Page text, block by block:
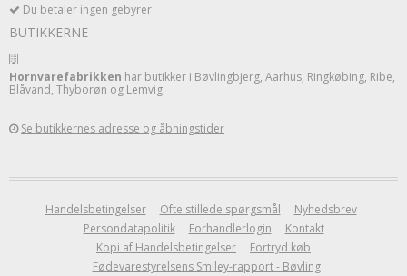
Du betaler ingen gebyrer
BUTIKKERNE
Hornvarefabrikken har butikker i Bøvlingbjerg, Aarhus, Ringkøbing, Ribe,
Blåvand, Thyborøn og Lemvig.
Se butikkernes adresse og åbningstider
Handelsbetingelser Ofte stillede spørgsmål
Nyhedsbrev
Persondatapolitik
Forhandlerlogin
Kontakt
Kopi af Handelsbetingelser
Fortryd køb
Fødevarestyrelsens Smiley-rapport - Bøvling